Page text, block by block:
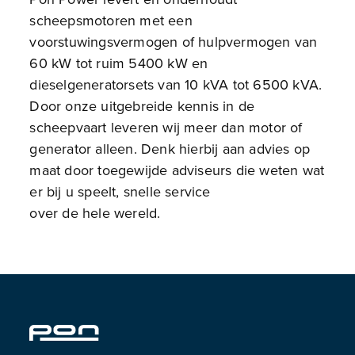
scheepsmotoren met een
voorstuwingsvermogen of hulpvermogen van
60 kW tot ruim 5400 kW en
dieselgeneratorsets van 10 kVA tot 6500 kVA.
Door onze uitgebreide kennis in de
scheepvaart leveren wij meer dan motor of
generator alleen. Denk hierbij aan advies op
maat door toegewijde adviseurs die weten wat
er bij u speelt, snelle service
over de hele wereld.